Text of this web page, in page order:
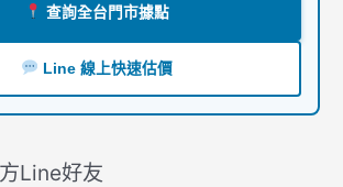
查詢全台門市據點
Line 線上快速估價
Line好友